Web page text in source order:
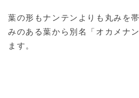
葉の形もナンテンよりも丸みを
みのある葉から別名「オカメナ
ます。